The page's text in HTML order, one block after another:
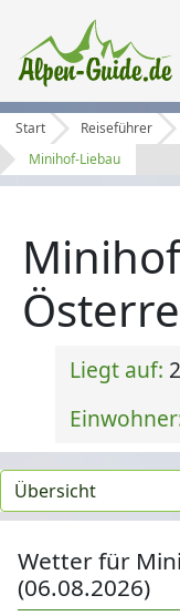
Start Reiseführer
Minihof-Liebau
Liegt auf:
Wetter für
(06.08.2026)